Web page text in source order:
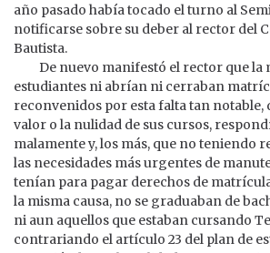
año pasado había tocado el turno al
notificarse sobre su deber al rector del
Bautista.
De nuevo manifestó el rector que la
estudiantes ni abrían ni cerraban
reconvenidos por esta falta tan notable,
valor o la nulidad de sus cursos,
malamente y, los más, que no teniendo
las necesidades más urgentes de
tenían para pagar derechos de
la misma causa, no se graduaban de
ni aun aquellos que estaban cursando
contrariando el artículo 23 del plan de